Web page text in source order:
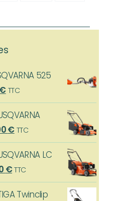
525
€Le
prix
actuel
est :
TTC
€Le
prix
actuel
est :
TTC
LC
€Le
prix
actuel
TTC
Twinclip